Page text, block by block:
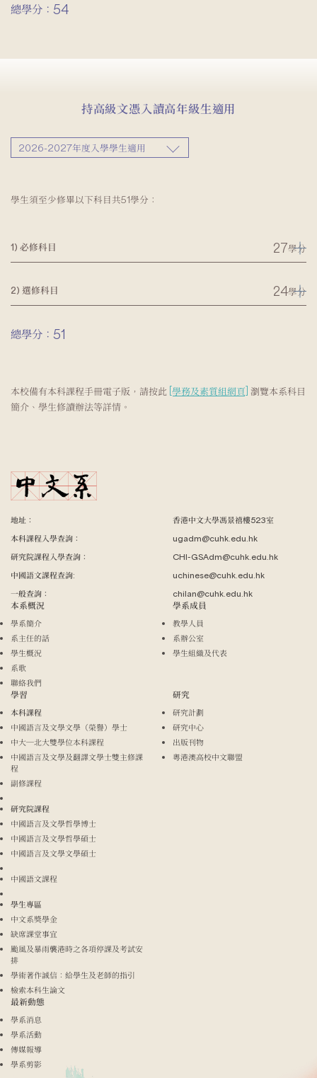
總學分： 54
持高級文憑入讀高年級生適用
2026-2027年度入學學生適用
學生須至少修畢以下科目共51學分：
1) 必修科目 27學分
2) 選修科目 24學分
總學分： 51
本校備有本科課程手冊電子版，請按此 [學務及素質組網頁] 瀏覽本系科目
簡介、學生修讀辦法等詳情。
地址：
香港中文大學馮景禧樓523室
本科課程入學查詢：
ugadm@cuhk.edu.hk
研究院課程入學查詢：
CHI-GSAdm@cuhk.edu.hk
中國語文課程查詢:
uchinese@cuhk.edu.hk
一般查詢：
chilan@cuhk.edu.hk
本系概況
學系簡介
系主任的話
學生概況
系歌
聯絡我們
學系成員
教學人員
系辦公室
學生組織及代表
學習
本科課程
中國語言及文學文學（榮譽）學士
中大─北大雙學位本科課程
中國語言及文學及翻譯文學士雙主修課
程
副修課程
研究院課程
中國語言及文學哲學博士
中國語言及文學哲學碩士
中國語言及文學文學碩士
中國語文課程
學生專區
中文系獎學金
缺席課堂事宜
颱風及暴雨襲港時之各項停課及考試安
排
學術著作誠信：給學生及老師的指引
檢索本科生論文
研究
研究計劃
研究中心
出版刊物
粵港澳高校中文聯盟
最新動態
學系消息
學系活動
傳媒報導
學系剪影